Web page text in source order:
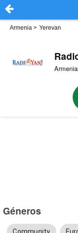
Armenia > Yerevan
Géneros